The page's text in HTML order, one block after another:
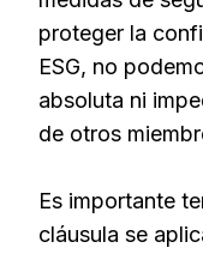
proteger la
ESG, no
absoluta ni
de otros
Es importante
cláusula se